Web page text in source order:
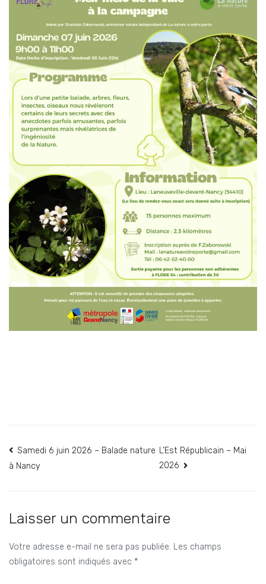
Navigation
Samedi 6 juin 2026 – Balade nature
à Nancy
L’Est Républicain – Mai
2026
Laisser un commentaire
Votre adresse e-mail ne sera pas publiée. Les champs
obligatoires sont indiqués avec *